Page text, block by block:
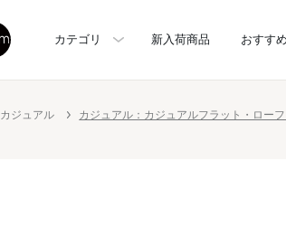
カテゴリ 新入荷商品 おすす
カジュアル カジュアル：カジュアルフラット・ロー